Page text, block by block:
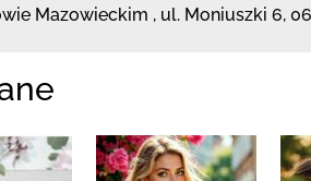
Mazowieckim , ul. Moniuszki 6,